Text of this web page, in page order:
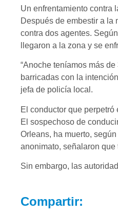
Un enfrentamiento contra
Después de embestir a la
contra dos agentes.
llegaron a la zona y se
“Anoche teníamos más
barricadas con la
jefa de policía local.
El conductor que perpetró
El sospechoso de
Orleans, ha muerto,
anonimato, señalaron
Sin embargo, las
Compartir: